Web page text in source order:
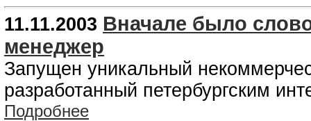
11.11.2003 Вначале было
менеджер
Запущен уникальный
разработанный петербургским
Подробнее